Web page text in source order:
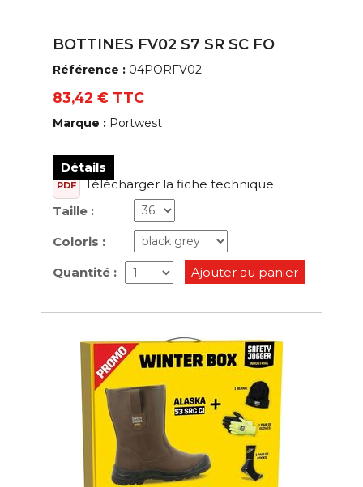
BOTTINES FV02 S7 SR SC FO
Référence : 04PORFV02
83,42 € TTC
Marque : Portwest
Détails
PDF
Télécharger la fiche technique
Taille :
Coloris :
Quantité : Ajouter au panier